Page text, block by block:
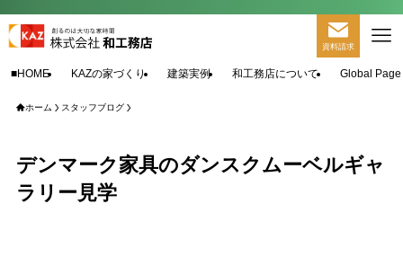
資料請求
■HOME KAZの家づくり 建築実例 和工務店について Global
ホーム スタッフブログ
デンマーク家具のダンスクムーベルギャ
ラリー見学